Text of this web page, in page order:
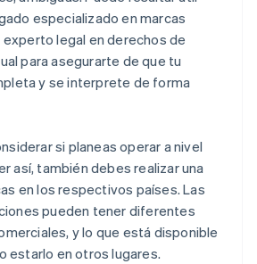
especializado en marcas
experto legal en derechos de
para asegurarte de que tu
y se interprete de forma
si planeas operar a nivel
así, también debes realizar una
en los respectivos países. Las
pueden tener diferentes
y lo que está disponible
estarlo en otros lugares.